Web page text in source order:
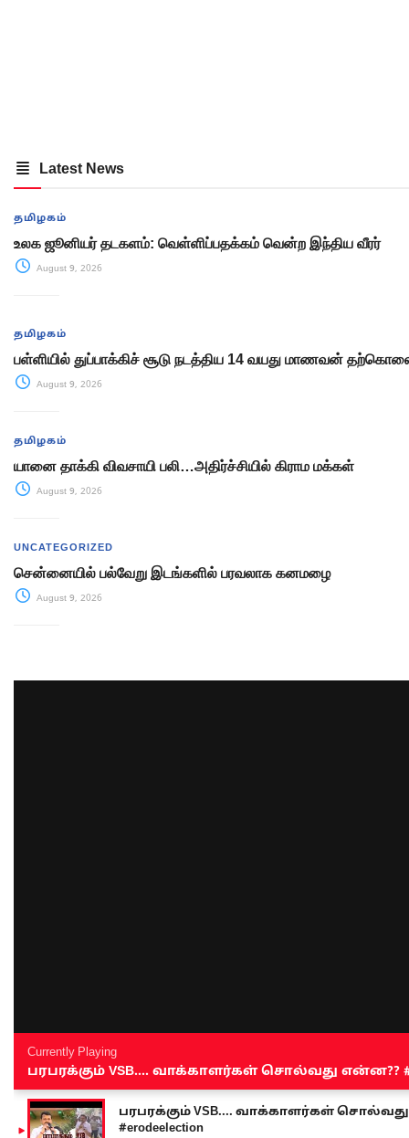
Latest News
தமிழகம்
உலக ஜூனியர் தடகளம்: வெள்ளிப்பதக்கம் வென்ற இந்திய வீரர்
August 9, 2026
தமிழகம்
பள்ளியில் துப்பாக்கிச் சூடு நடத்திய 14 வயது மாணவன்
August 9, 2026
தமிழகம்
யானை தாக்கி விவசாயி பலி…அதிர்ச்சியில் கிராம மக்கள்
August 9, 2026
UNCATEGORIZED
சென்னையில் பல்வேறு இடங்களில் பரவலாக கனமழை
August 9, 2026
Currently Playing
பரபரக்கும் VSB.... வாக்காளர்கள் சொல்வது என்ன??
பரபரக்கும் VSB.... வாக்காளர்கள் சொல்வது
#erodeelection